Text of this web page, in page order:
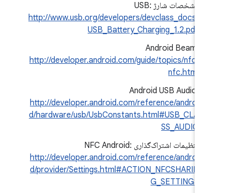
مشخصات شارژ USB:
http://www.usb.org/developers/devclass_docs/
USB_Battery_Charging_1.2.pdf
Android Beam:
http://developer.android.com/guide/topics/nfc/
nfc.html
Android USB Audio:
http://developer.android.com/reference/androi
d/hardware/usb/UsbConstants.html#USB_CLA
SS_AUDIO
تنظیمات اشتراک‌گذاری NFC Android:
http://developer.android.com/reference/androi
d/provider/Settings.html#ACTION_NFCSHARIN
G_SETTINGS